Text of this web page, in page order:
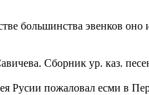
большинства эвенков
Сборник ур. каз.
пожаловал есми в